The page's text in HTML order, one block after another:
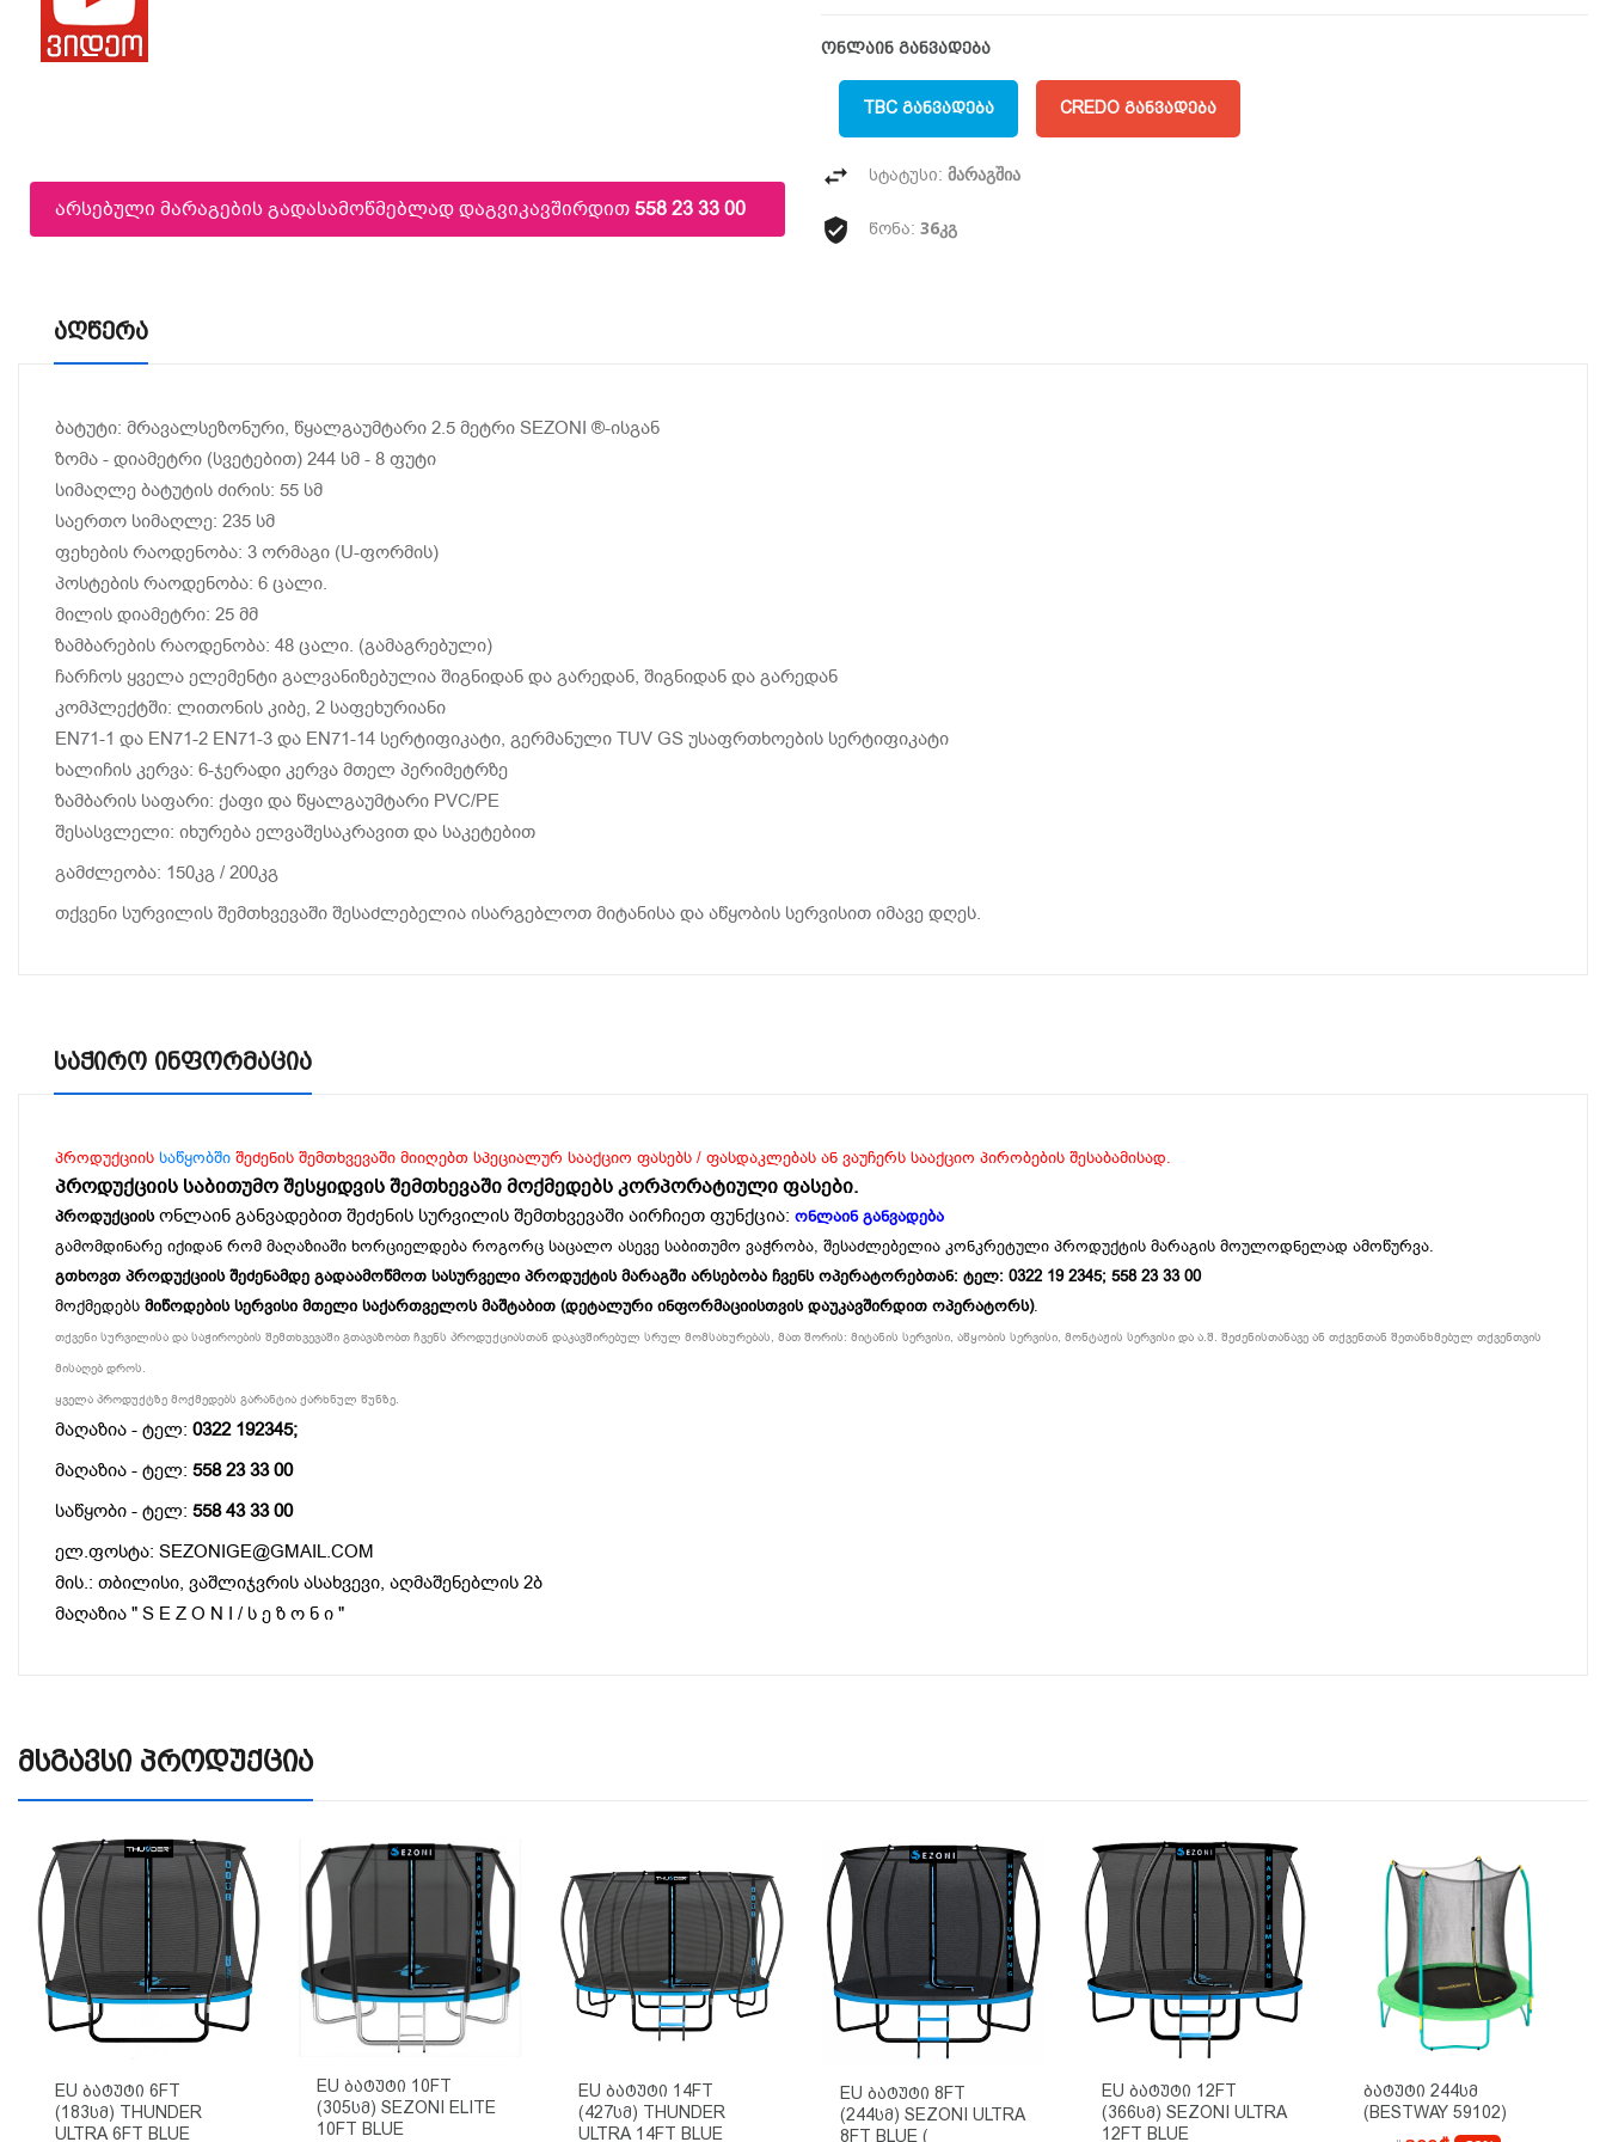
არსებული მარაგების გადასამოწმებლად დაგვიკავშირდით558 23 33 00
ონლაინ განვადება
TBC ᲒᲐᲜᲕᲐᲓᲔᲑᲐ CREDO ᲒᲐᲜᲕᲐᲓᲔᲑᲐ
სტატუსი: მარაგშია
წონა: 36კგ
Აღწერა
ბატუტი: მრავალსეზონური, წყალგაუმტარი 2.5 მეტრი SEZONI ®️-ისგან
ზომა - დიამეტრი (სვეტებით) 244 სმ - 8 ფუტი
სიმაღლე ბატუტის ძირის: 55 სმ
საერთო სიმაღლე: 235 სმ
ფეხების რაოდენობა: 3 ორმაგი (U-ფორმის)
პოსტების რაოდენობა: 6 ცალი.
მილის დიამეტრი: 25 მმ
ზამბარების რაოდენობა: 48 ცალი. (გამაგრებული)
ჩარჩოს ყველა ელემენტი გალვანიზებულია შიგნიდან და გარედან, შიგნიდან და გარედან
კომპლექტში: ლითონის კიბე, 2 საფეხურიანი
EN71-1 და EN71-2 EN71-3 და EN71-14 სერტიფიკატი, გერმანული TUV GS უსაფრთხოების სერტიფიკატი
ხალიჩის კერვა: 6-ჯერადი კერვა მთელ პერიმეტრზე
ზამბარის საფარი: ქაფი და წყალგაუმტარი PVC/PE
შესასვლელი: იხურება ელვაშესაკრავით და საკეტებით
გამძლეობა: 150კგ / 200კგ
თქვენი სურვილის შემთხვევაში შესაძლებელია ისარგებლოთ მიტანისა და აწყობის სერვისით იმავე დღეს.
Საჭირო Ინფორმაცია
პროდუქციის საწყობში შეძენის შემთხვევაში მიიღებთ სპეციალურ სააქციო ფასებს / ფასდაკლებას ან ვაუჩერს სააქციო პირობების შესაბამისად.
პროდუქციის საბითუმო შესყიდვის შემთხევაში მოქმედებს კორპორატიული ფასები.
პროდუქციის ონლაინ განვადებით შეძენის სურვილის შემთხვევაში აირჩიეთ ფუნქცია: ონლაინ განვადება
გამომდინარე იქიდან რომ მაღაზიაში ხორციელდება როგორც საცალო ასევე საბითუმო ვაჭრობა, შესაძლებელია კონკრეტული პროდუქტის მარაგის მოულოდნელად ამოწურვა.
გთხოვთ პროდუქციის შეძენამდე გადაამოწმოთ სასურველი პროდუქტის მარაგში არსებობა ჩვენს ოპერატორებთან: ტელ: 0322 19 2345; 558 23 33 00
მოქმედებს მიწოდების სერვისი მთელი საქართველოს მაშტაბით (დეტალური ინფორმაციისთვის დაუკავშირდით ოპერატორს).
თქვენი სურვილისა და საჭიროების შემთხვევაში გთავაზობთ ჩვენს პროდუქციასთან დაკავშირებულ სრულ მომსახურებას, მათ შორის: მიტანის სერვისი, აწყობის სერვისი, მონტაჟის სერვისი და ა.შ. შეძენისთანავე ან თქვენთან შეთანხმებულ თქვენთვის
მისაღებ დროს.
ყველა პროდუქტზე მოქმედებს გარანტია ქარხნულ წუნზე.
მაღაზია - ტელ: 0322 192345;
მაღაზია - ტელ: 558 23 33 00
საწყობი - ტელ: 558 43 33 00
ელ.ფოსტა: SEZONIGE@GMAIL.COM
მის.: თბილისი, ვაშლიჯვრის ასახვევი, აღმაშენებლის 2ბ
მაღაზია " S E Z O N I / ს ე ზ ო ნ ი "
Მსგავსი Პროდუქცია
EU Ბატუტი 6FT
(183სმ) THUNDER
ULTRA 6FT BLUE
EU Ბატუტი 10FT
(305სმ) SEZONI ELITE
10FT BLUE
EU Ბატუტი 14FT
(427სმ) THUNDER
ULTRA 14FT BLUE
EU Ბატუტი 8FT
(244სმ) SEZONI ULTRA
8FT BLUE (
EU Ბატუტი 12FT
(366სმ) SEZONI ULTRA
12FT BLUE
Ბატუტი 244სმ
(BESTWAY 59102)